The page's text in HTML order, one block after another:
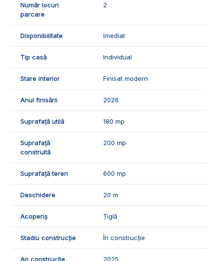
🛠️Casa se vinde nemobilata si utilata, dispune de finisaje de
buna calitate:
- gresie si faianta;
- obiecte sanitare.
🤝Recomandam aceasta proprietate familiilor care doresc o
locuinta pozitionata intr-o zona linistita, de case noi.
vizionari, suntem disponibili pentru dumneavostra, Echipa
Exclsiv Imobiliare Alba!
ID Exclusiv - 3137518
Număr locuri
parcare
2
Disponibilitate Imediat
Tip casă Individual
Stare interior Finisat modern
Anul finisării 2026
Suprafață utilă 180 mp
Suprafață
construită
200 mp
Suprafață teren 600 mp
Deschidere 20 m
Acoperiș Țiglă
Stadiu construcție În construcție
An construcție 2025